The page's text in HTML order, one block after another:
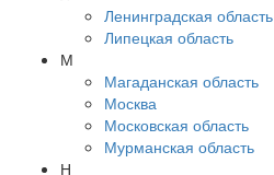
Ленинградская область
Липецкая область
М
Магаданская область
Москва
Московская область
Мурманская область
Н